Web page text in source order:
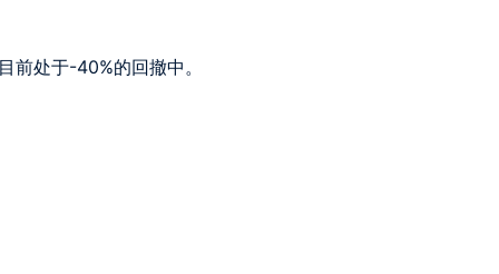
处于-40%的回撤中。